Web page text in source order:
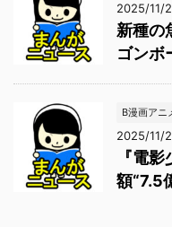
2025/11/
新種の
ゴンボ
B漫画アニ
2025/11/
『電
額“7.5